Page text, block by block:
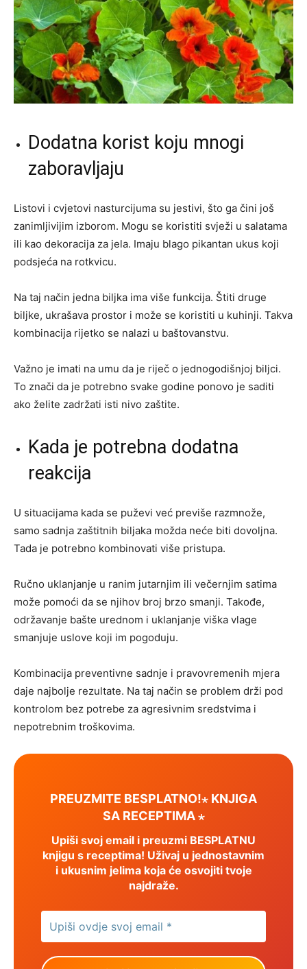
Dodatna korist koju mnogi
zaboravljaju
Listovi i cvjetovi nasturcijuma su jestivi, što ga čini još
zanimljivijim izborom. Mogu se koristiti svježi u salatama
ili kao dekoracija za jela. Imaju blago pikantan ukus koji
podsjeća na rotkvicu.
Na taj način jedna biljka ima više funkcija. Štiti druge
biljke, ukrašava prostor i može se koristiti u kuhinji. Takva
kombinacija rijetko se nalazi u baštovanstvu.
Važno je imati na umu da je riječ o jednogodišnjoj biljci.
To znači da je potrebno svake godine ponovo je saditi
ako želite zadržati isti nivo zaštite.
Kada je potrebna dodatna
reakcija
U situacijama kada se puževi već previše razmnože,
samo sadnja zaštitnih biljaka možda neće biti dovoljna.
Tada je potrebno kombinovati više pristupa.
Ručno uklanjanje u ranim jutarnjim ili večernjim satima
može pomoći da se njihov broj brzo smanji. Takođe,
održavanje bašte urednom i uklanjanje viška vlage
smanjuje uslove koji im pogoduju.
Kombinacija preventivne sadnje i pravovremenih mjera
daje najbolje rezultate. Na taj način se problem drži pod
kontrolom bez potrebe za agresivnim sredstvima i
nepotrebnim troškovima.
PREUZMITE BESPLATNO!⋆ KNJIGA
SA RECEPTIMA ⋆
Upiši svoj email i preuzmi BESPLATNU
knjigu s receptima! Uživaj u jednostavnim
i ukusnim jelima koja će osvojiti tvoje
najdraže.